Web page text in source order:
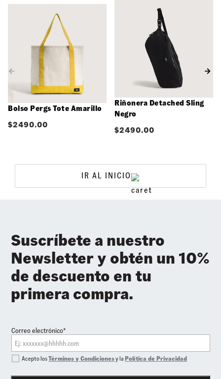
Bolso Pergs Tote Amarillo
$2490.00
Riñonera Detached Sling
Negro
$2490.00
IR AL INICIO
Suscríbete a nuestro
Newsletter y obtén un 10%
de descuento en tu
primera compra.
Correo electrónico*
Acepto losTérminos y Condicionesy laPolítica de Privacidad